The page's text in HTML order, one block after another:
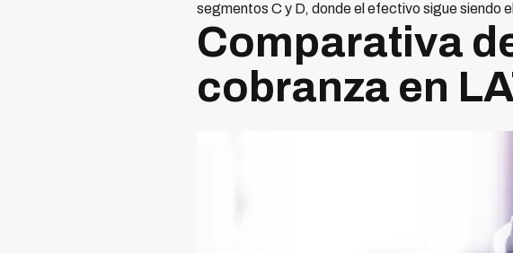
segmentos C y D, donde el efectivo sigue siendo
Comparativa
cobranza en